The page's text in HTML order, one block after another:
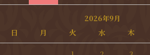
2026年9月
日 月 火 水 木